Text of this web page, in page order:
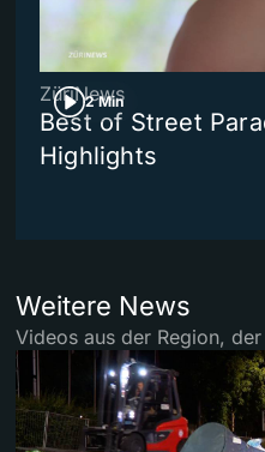
2 Min
ZüriNews
Best of Street
Highlights
Weitere News
Videos aus der Region,